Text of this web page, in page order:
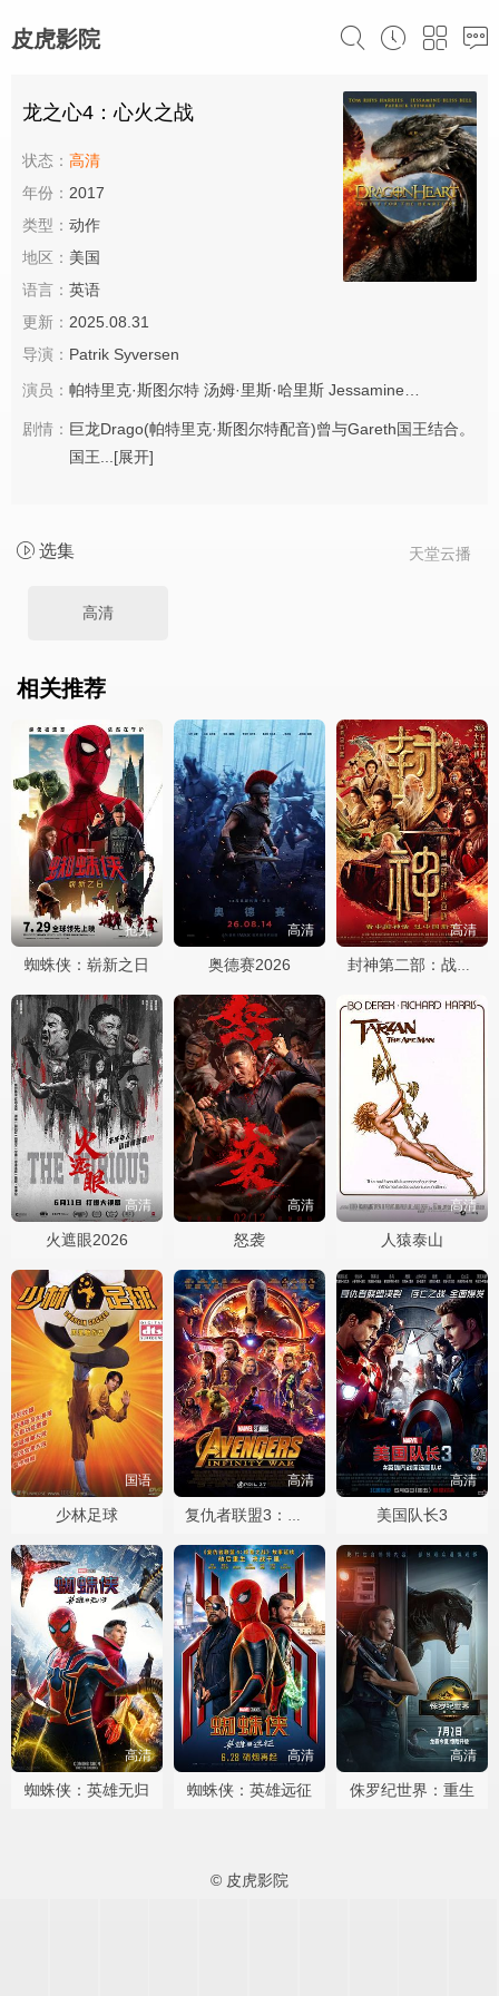
皮虎影院
龙之心4：心火之战
状态： 高清
年份： 2017
类型： 动作
地区： 美国
语言： 英语
更新： 2025.08.31
导演： Patrik Syversen
演员： 帕特里克·斯图尔特 汤姆·里斯·哈里斯 Jessamine-Bliss Bell
剧情： 巨龙Drago(帕特里克·斯图尔特配音)曾与Gareth国王结合。
国王... [展开]
天堂云播
选集
高清
相关推荐
抢先
蜘蛛侠：崭新之日
高清
奥德赛2026
高清
封神第二部：战火西岐
高清
火遮眼2026
高清
怒袭
高清
人猿泰山
国语
少林足球
高清
复仇者联盟3：无限战争
高清
美国队长3
高清
蜘蛛侠：英雄无归
高清
蜘蛛侠：英雄远征
高清
侏罗纪世界：重生
© 皮虎影院